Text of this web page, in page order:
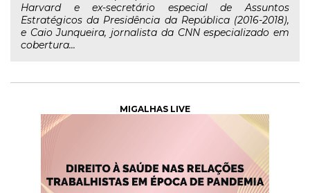
Harvard e ex-secretário especial de Assuntos
Estratégicos da Presidência da República (2016-2018),
e Caio Junqueira, jornalista da CNN especializado em
cobertura...
MIGALHAS LIVE